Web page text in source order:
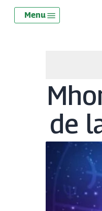
Skip
Menu
de
Menu